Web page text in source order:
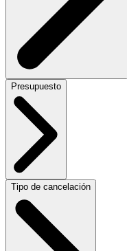
Presupuesto
Tipo de cancelación